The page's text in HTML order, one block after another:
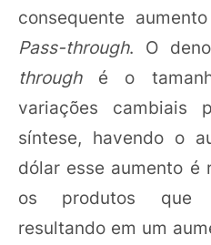
consequente
Pass-through. O
throughé o
variações cambiais
síntese, havendo o
dólar esse aumento é
os produtos que
resultando em um